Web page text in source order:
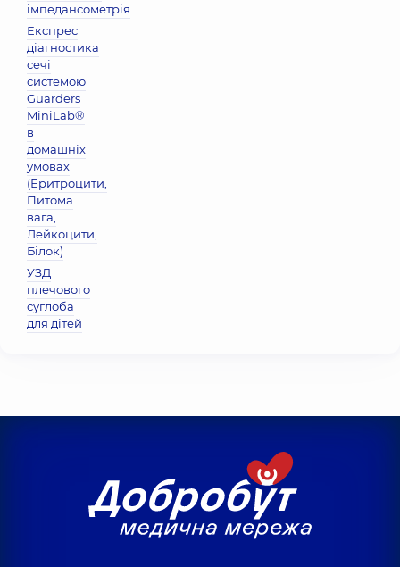
імпедансометрія
Експрес
діагностика
сечі
системою
Guarders
MiniLab®
в
домашніх
умовах
(Еритроцити,
Питома
вага,
Лейкоцити,
Бiлок)
УЗД
плечового
суглоба
для дітей